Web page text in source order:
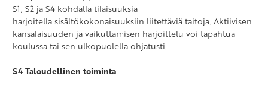
S1, S2 ja S4 kohdalla tilaisuuksia
harjoitella sisältökokonaisuuksiin liitettäviä taitoja. Aktiivisen
kansalaisuuden ja vaikuttamisen harjoittelu voi tapahtua
koulussa tai sen ulkopuolella ohjatusti.
S4 Taloudellinen toiminta